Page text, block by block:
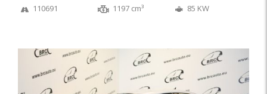
110691 1197 cm³ 85 KW
49